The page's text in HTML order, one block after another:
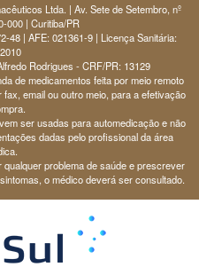
Ltda. | Av. Sete de Setembro, nº
000 | Curitiba/PR
48 | AFE: 021361-9 | Licença Sanitária:
Rodrigues - CRF/PR: 13129
de medicamentos feita por meio remoto
email ou outro meio, para a efetivação
ser usadas para automedicação e não
dadas pelo profissional da área
problema de saúde e prescrever
o médico deverá ser consultado.